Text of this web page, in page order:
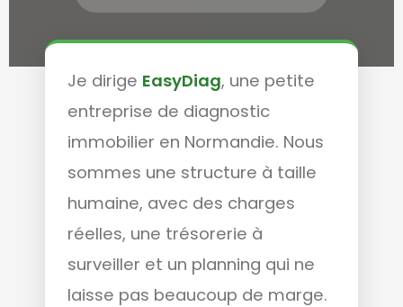
Je dirige EasyDiag, une petite
entreprise de diagnostic
immobilier en Normandie. Nous
sommes une structure à taille
humaine, avec des charges
réelles, une trésorerie à
surveiller et un planning qui ne
laisse pas beaucoup de marge.